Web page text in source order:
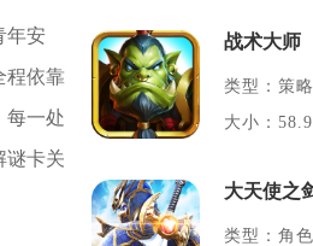
年安
程依靠
每一处
谜卡关
战术大师
类型：策
大小：
大天使之
类型：角